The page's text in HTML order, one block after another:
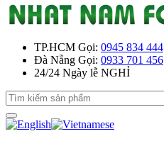
TP.HCM Gọi: 0945 834 444
Đà Nẵng Gọi: 0933 701 456
24/24 Ngày lễ NGHỈ